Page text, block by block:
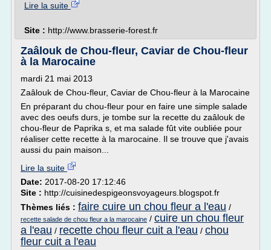
Lire la suite
Site : http://www.brasserie-forest.fr
Zaâlouk de Chou-fleur, Caviar de Chou-fleur
à la Marocaine
mardi 21 mai 2013
Zaâlouk de Chou-fleur, Caviar de Chou-fleur à la Marocaine
En préparant du chou-fleur pour en faire une simple salade
avec des oeufs durs, je tombe sur la recette du zaâlouk de
chou-fleur de Paprika s, et ma salade fût vite oubliée pour
réaliser cette recette à la marocaine. Il se trouve que j'avais
aussi du pain maison...
Lire la suite
Date: 2017-08-20 17:12:46
Site : http://cuisinedespigeonsvoyageurs.blogspot.fr
Thèmes liés : faire cuire un chou fleur a l'eau /
recette salade de chou fleur a la marocaine / cuire un chou fleur
a l'eau / recette chou fleur cuit a l'eau / chou
fleur cuit a l'eau